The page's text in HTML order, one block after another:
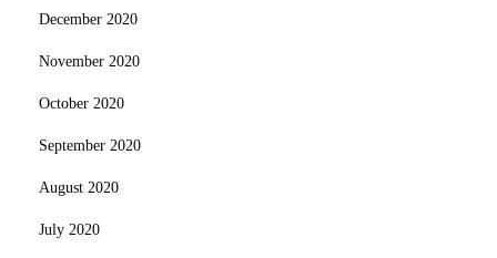
December 2020
November 2020
October 2020
September 2020
August 2020
July 2020